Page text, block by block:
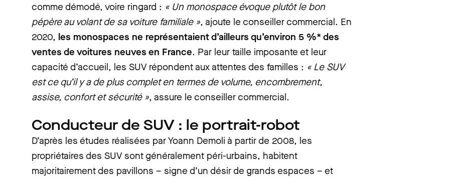
comme démodé, voire ringard : « Un monospace évoque plutôt le bon
pépère au volant de sa voiture familiale », ajoute le conseiller commercial. En
2020, les monospaces ne représentaient d’ailleurs qu’environ 5 %* des
ventes de voitures neuves en France. Par leur taille imposante et leur
capacité d’accueil, les SUV répondent aux attentes des familles : « Le SUV
est ce qu’il y a de plus complet en termes de volume, encombrement,
assise, confort et sécurité », assure le conseiller commercial.
Conducteur de SUV : le portrait-robot
D’après les études réalisées par Yoann Demoli à partir de 2008, les
propriétaires des SUV sont généralement péri-urbains, habitent
majoritairement des pavillons – signe d’un désir de grands espaces – et